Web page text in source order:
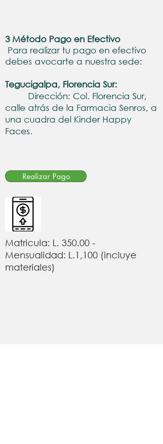
3 Método Pago en Efectivo
Para realizar tu pago en efectivo
debes avocarte a nuestra sede:
Tegucigalpa, Florencia Sur:
Dirección: Col. Florencia Sur,
calle atrás de la Farmacia Senros, a
una cuadra del Kinder Happy
Faces.
Realizar Pago
Matricula: L. 350.00 -
Mensualidad: L.1,100 (incluye
materiales)